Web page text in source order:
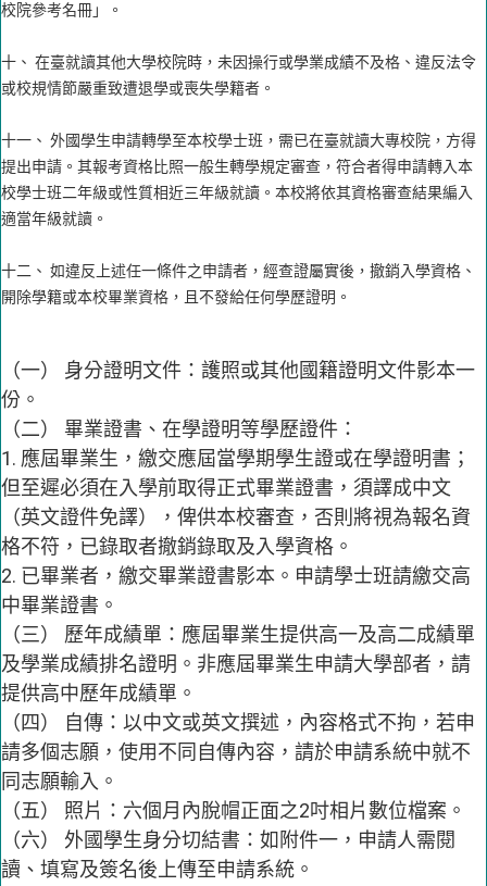
校院參考名冊」。
十、 在臺就讀其他大學校院時，未因操行或學業成績不及格、違反法令
或校規情節嚴重致遭退學或喪失學籍者。
十一、 外國學生申請轉學至本校學士班，需已在臺就讀大專校院，方得
提出申請。其報考資格比照一般生轉學規定審查，符合者得申請轉入本
校學士班二年級或性質相近三年級就讀。本校將依其資格審查結果編入
適當年級就讀。
十二、 如違反上述任一條件之申請者，經查證屬實後，撤銷入學資格、
開除學籍或本校畢業資格，且不發給任何學歷證明。
（一） 身分證明文件：護照或其他國籍證明文件影本一
份。
（二） 畢業證書、在學證明等學歷證件：
1. 應屆畢業生，繳交應屆當學期學生證或在學證明書；
但至遲必須在入學前取得正式畢業證書，須譯成中文
（英文證件免譯），俾供本校審查，否則將視為報名資
格不符，已錄取者撤銷錄取及入學資格。
2. 已畢業者，繳交畢業證書影本。申請學士班請繳交高
中畢業證書。
（三） 歷年成績單：應屆畢業生提供高一及高二成績單
及學業成績排名證明。非應屆畢業生申請大學部者，請
提供高中歷年成績單。
（四） 自傳：以中文或英文撰述，內容格式不拘，若申
請多個志願，使用不同自傳內容，請於申請系統中就不
同志願輸入。
（五） 照片：六個月內脫帽正面之2吋相片數位檔案。
（六） 外國學生身分切結書：如附件一，申請人需閱
讀、填寫及簽名後上傳至申請系統。